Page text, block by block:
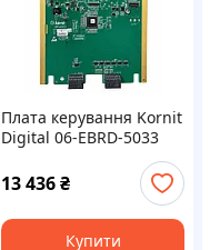
Плата керування Kornit
Digital 06-EBRD-5033
REV2 для текстильного
принтера
контролер
13 436₴
Купити